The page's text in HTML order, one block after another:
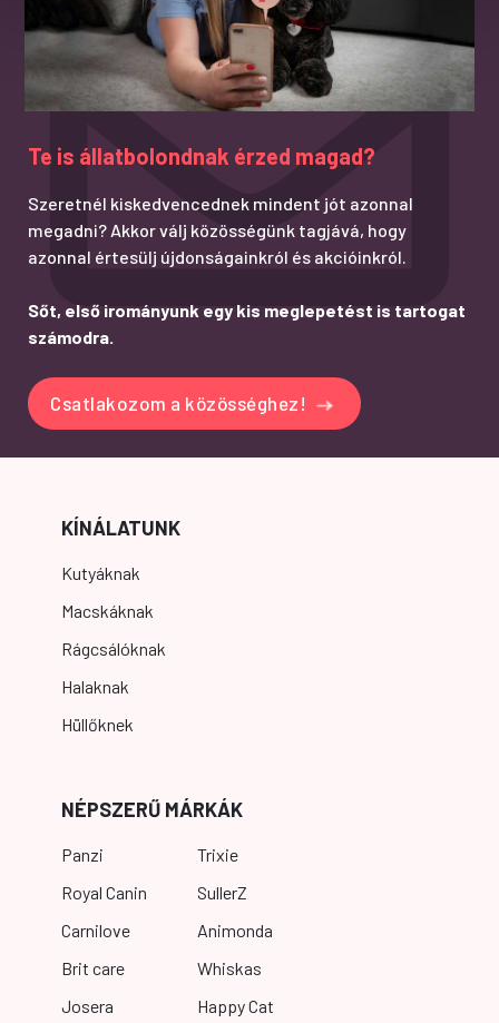
Te is állatbolondnak érzed magad?
Szeretnél kiskedvencednek mindent jót azonnal
megadni? Akkor válj közösségünk tagjává, hogy
azonnal értesülj újdonságainkról és akcióinkról.
Sőt, első irományunk egy kis meglepetést is tartogat
számodra.
Csatlakozom a közösséghez!
KÍNÁLATUNK
Kutyáknak
Macskáknak
Rágcsálóknak
Halaknak
Hüllőknek
NÉPSZERŰ MÁRKÁK
Panzi
Royal Canin
Carnilove
Brit care
Josera
Trixie
SullerZ
Animonda
Whiskas
Happy Cat